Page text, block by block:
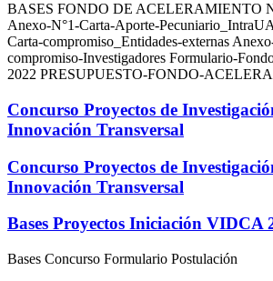
BASES FONDO DE ACELERAMIENTO
Anexo-N°1-Carta-Aporte-
Carta-compromiso_Entidades-externas
compromiso-Investigadores Formulario-
2022 PRESUPUESTO-FONDO-
Concurso Proyectos de
Innovación Transversal
Concurso Proyectos de
Innovación Transversal
Bases Proyectos Iniciación VIDCA
Bases Concurso Formulario Postulación